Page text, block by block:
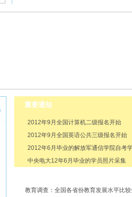
重要通知
2012年9月全国计算机二级报名开始
2012年9月全国英语公共三级报名开始
2012年6月毕业的解放军通信学院自考
中央电大12年6月毕业的学员照片采集
教育调查：全国各省份教育发展水平比